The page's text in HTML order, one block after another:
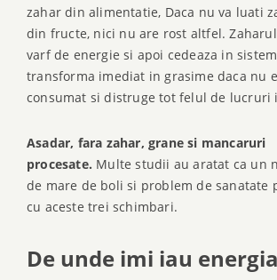
zahar din alimentatie, Daca nu va luati
din fructe, nici nu are rost altfel.
varf de energie si apoi cedeaza in
transforma imediat in grasime daca nu
consumat si distruge tot felul de lucruri
Asadar, fara zahar, grane si mancaruri
procesate. Multe studii au aratat ca un
de mare de boli si problem de sanatate
cu aceste trei schimbari.
De unde imi iau